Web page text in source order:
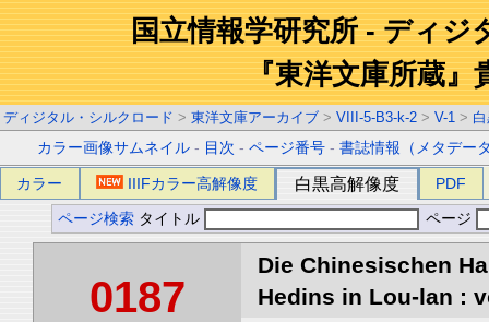
国立情報学研究所 - ディジ
『東洋文庫所蔵』
ディジタル・シルクロード > 東洋文庫アーカイブ > VIII-5-B3-k-2 > V-1 >
カラー画像サムネイル - 目次 -ページ番号 -書誌情報（メタデー
カラー IIIFカラー高解像度 白黒高解像度 PDF
ページ検索 タイトル ページ
0187
Die Chinesischen
Hedins in Lou-lan :